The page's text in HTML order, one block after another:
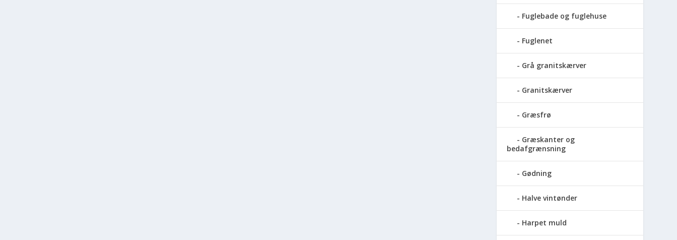
Fuglebade og fuglehuse
Fuglenet
Grå granitskærver
Granitskærver
Græsfrø
Græskanter og
bedafgrænsning
Gødning
Halve vintønder
Harpet muld